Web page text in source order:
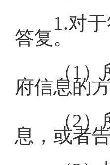
1.对
答复。
（1
府信息的
（2
息，或者